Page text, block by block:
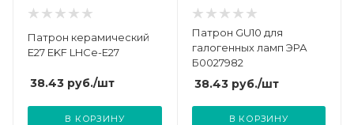
Патрон керамический
E27 EKF LHCe-E27
38.43 руб./шт
В КОРЗИНУ
Патрон GU10 для
галогенных ламп ЭРА
Б0027982
38.43руб./шт
В КОРЗИНУ